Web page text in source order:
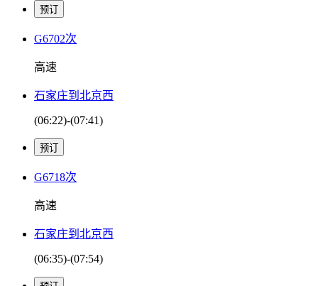
G6702次
高速
石家庄到北京西
(06:22)-(07:41)
G6718次
高速
石家庄到北京西
(06:35)-(07:54)